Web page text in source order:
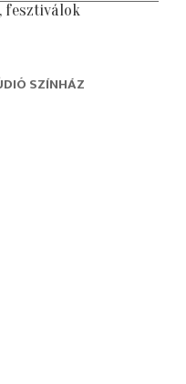
fesztiválok
SZÍNHÁZ